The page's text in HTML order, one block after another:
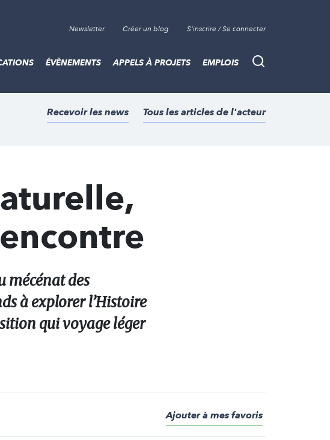
Newsletter Créer un blog S'inscrire / Se connecter
Recherche
ÉVÈNEMENTS APPELS À PROJETS EMPLOIS
Recevoir les news Tous les articles de l'acteur
mécénat des
à explorer l’Histoire
qui voyage léger
Ajouter à mes favoris